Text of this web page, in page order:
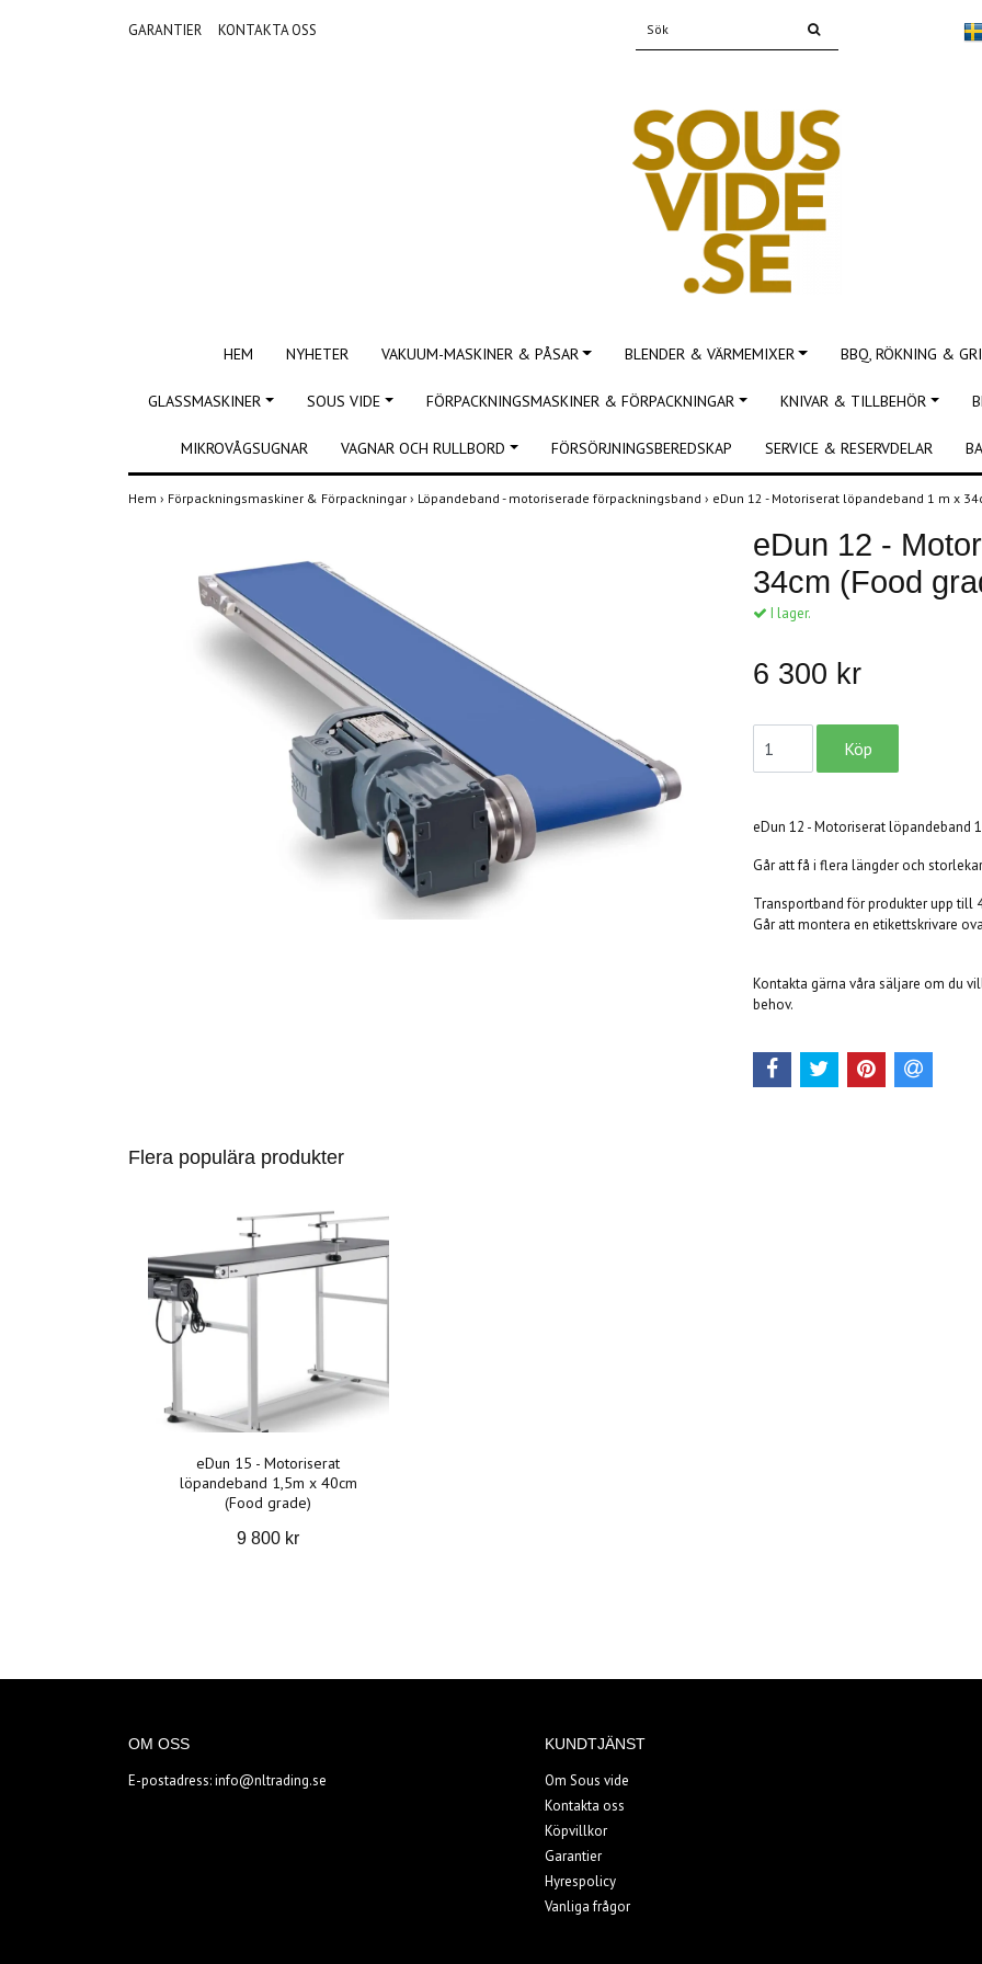
GARANTIER KONTAKTA OSS
HEM NYHETER VAKUUM-MASKINER & PÅSAR BLENDER & VÄRMEMIXER BBQ, RÖKNING &
GLASSMASKINER SOUS VIDE FÖRPACKNINGSMASKINER & FÖRPACKNINGAR KNIVAR & TILLBEHÖR
MIKROVÅGSUGNAR VAGNAR OCH RULLBORD FÖRSÖRJNINGSBEREDSKAP SERVICE & RESERVDELAR
Hem › Förpackningsmaskiner & Förpackningar › Löpandeband - motoriserade förpackningsband › eDun 12 - Motoriserat löpandeband 1 m x
eDun 12 -
34cm (Food
I lager.
6 300 kr
eDun 12 - Motoriserat löpandeband
Går att få i flera längder och
Transportband för produkter upp till
Går att montera en etikettskrivare
Kontakta gärna våra säljare om du
behov.
Flera populära produkter
eDun 15 - Motoriserat
löpandeband 1,5m x 40cm
(Food grade)
9 800 kr
OM OSS
E-postadress:info@nltrading.se
KUNDTJÄNST
Om Sous vide
Kontakta oss
Köpvillkor
Garantier
Hyrespolicy
Vanliga frågor